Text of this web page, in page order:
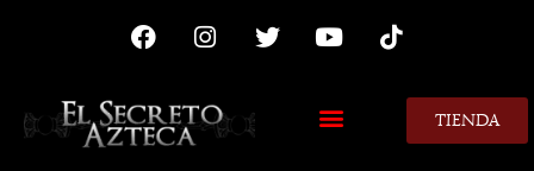
TIENDA